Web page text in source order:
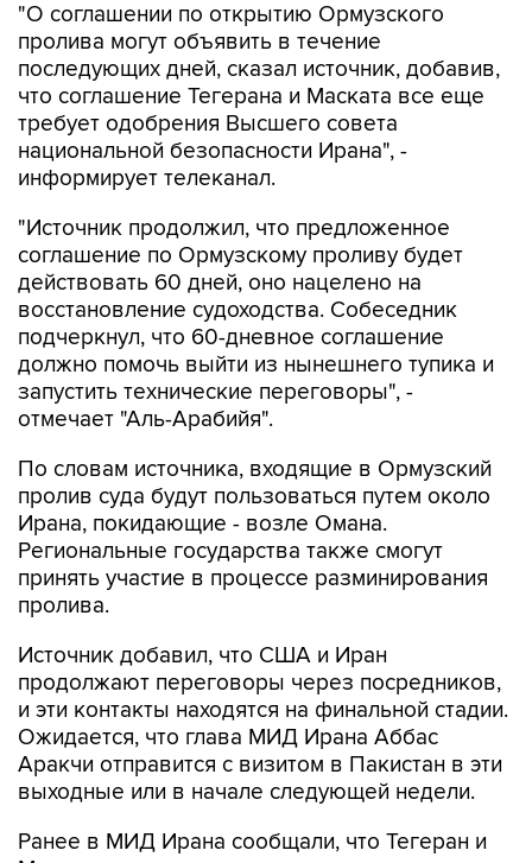
"О соглашении по открытию Ормузского
пролива могут объявить в течение
последующих дней, сказал источник, добавив,
что соглашение Тегерана и Маската все еще
требует одобрения Высшего совета
национальной безопасности Ирана", -
информирует телеканал.
"Источник продолжил, что предложенное
соглашение по Ормузскому проливу будет
действовать 60 дней, оно нацелено на
восстановление судоходства. Собеседник
подчеркнул, что 60-дневное соглашение
должно помочь выйти из нынешнего тупика и
запустить технические переговоры", -
отмечает "Аль-Арабийя".
По словам источника, входящие в Ормузский
пролив суда будут пользоваться путем около
Ирана, покидающие - возле Омана.
Региональные государства также смогут
принять участие в процессе разминирования
пролива.
Источник добавил, что США и Иран
продолжают переговоры через посредников,
и эти контакты находятся на финальной стадии.
Ожидается, что глава МИД Ирана Аббас
Аракчи отправится с визитом в Пакистан в эти
выходные или в начале следующей недели.
Ранее в МИД Ирана сообщали, что Тегеран и